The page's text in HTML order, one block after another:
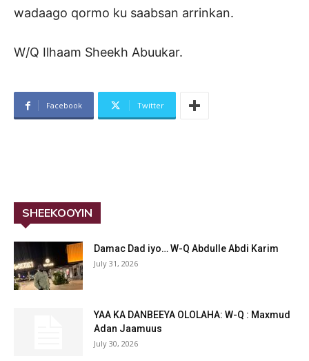
wadaago qormo ku saabsan arrinkan.
W/Q Ilhaam Sheekh Abuukar.
Facebook Twitter
SHEEKOOYIN
Damac Dad iyo… W-Q Abdulle Abdi Karim
July 31, 2026
YAA KA DANBEEYA OLOLAHA: W-Q : Maxmud
Adan Jaamuus
July 30, 2026